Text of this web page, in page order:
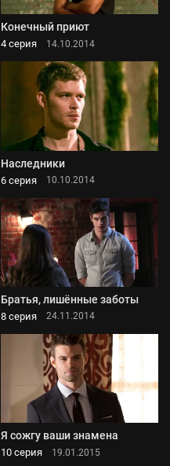
Конечный приют
4 серия 14.10.2014
Наследники
6 серия 10.10.2014
Братья, лишённые заботы
8 серия 24.11.2014
Я сожгу ваши знамена
10 серия 19.01.2015